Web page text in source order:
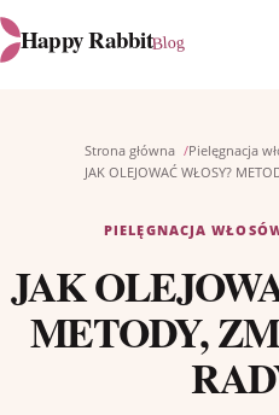
Happy RabbitBlog
Strona główna Pielęgnacja
JAK OLEJOWAĆ WŁOSY?
PIELĘGNACJA
JAK
METODY,